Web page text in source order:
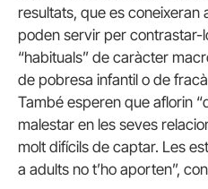
resultats, que es coneixeran
poden servir per contrastar-
“habituals” de caràcter
de pobresa infantil o de
També esperen que aflorin
malestar en les seves
molt difícils de captar. Les
a adults no t’ho aporten”,